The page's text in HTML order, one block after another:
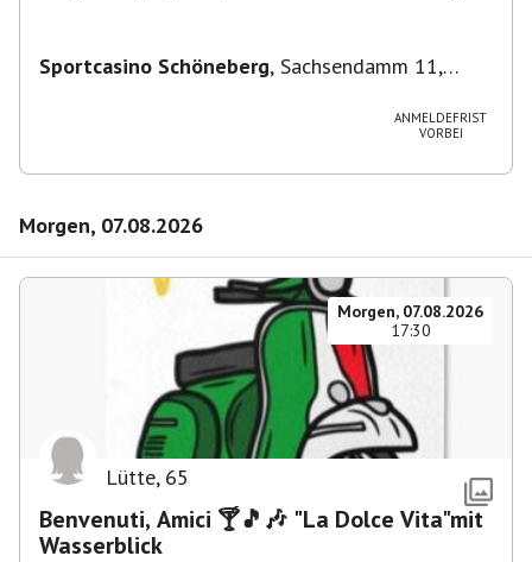
Sportcasino Schöneberg, Sachsendamm 11,
ANMELDEFRIST
VORBEI
Morgen, 07.08.2026
Morgen, 07.08.2026
17:30
Lütte, 65
Benvenuti, Amici 🍸🎵🎶 "La Dolce Vita"mit
Wasserblick